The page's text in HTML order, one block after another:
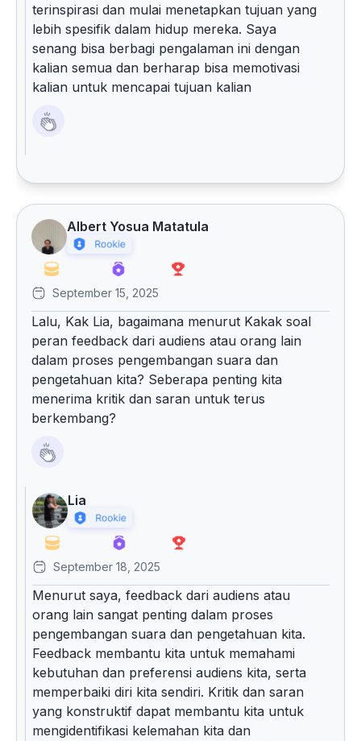
terinspirasi dan mulai menetapkan tujuan yang
lebih spesifik dalam hidup mereka. Saya
senang bisa berbagi pengalaman ini dengan
kalian semua dan berharap bisa memotivasi
kalian untuk mencapai tujuan kalian
Albert Yosua Matatula
September 15, 2025
Lalu, Kak Lia, bagaimana menurut Kakak soal
peran feedback dari audiens atau orang lain
dalam proses pengembangan suara dan
pengetahuan kita? Seberapa penting kita
menerima kritik dan saran untuk terus
berkembang?
Lia
September 18, 2025
Menurut saya, feedback dari audiens atau
orang lain sangat penting dalam proses
pengembangan suara dan pengetahuan kita.
Feedback membantu kita untuk memahami
kebutuhan dan preferensi audiens kita, serta
memperbaiki diri kita sendiri. Kritik dan saran
yang konstruktif dapat membantu kita untuk
mengidentifikasi kelemahan kita dan